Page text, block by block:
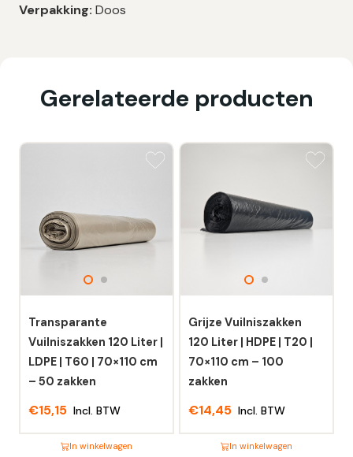
Verpakking: Doos
Gerelateerde producten
Transparante
Vuilniszakken 120 Liter |
LDPE | T60 | 70×110 cm
– 50 zakken
€15,15 Incl. BTW
In winkelwagen
Grijze Vuilniszakken
120 Liter | HDPE | T20 |
70×110 cm – 100
zakken
€14,45 Incl. BTW
In winkelwagen